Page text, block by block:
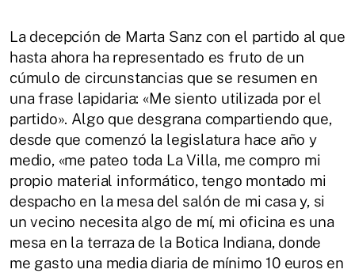
La decepción de Marta Sanz con el partido al que
hasta ahora ha representado es fruto de un
cúmulo de circunstancias que se resumen en
una frase lapidaria: «Me siento utilizada por el
partido». Algo que desgrana compartiendo que,
desde que comenzó la legislatura hace año y
medio, «me pateo toda La Villa, me compro mi
propio material informático, tengo montado mi
despacho en la mesa del salón de mi casa y, si
un vecino necesita algo de mí, mi oficina es una
mesa en la terraza de la Botica Indiana, donde
me gasto una media diaria de mínimo 10 euros en